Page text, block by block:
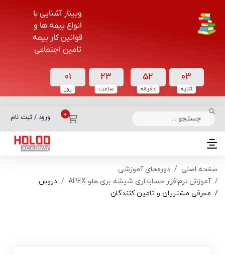
وبینار آشنایی با
انواع بیمه ها و
قوانین کار بیمه
تامین اجتماعی
01
روز
23
ساعت‌
52
دقیقه
03
ثانیه
ورود / ثبت نام
دسته بندی دوره‌ها
صفحه اصلی
دوره‌های آموزشی
آموزش نرم‌افزار حسابداری شیشه بری هلو APEX
دروس
معرفی مشتریان و تامین کنندگان